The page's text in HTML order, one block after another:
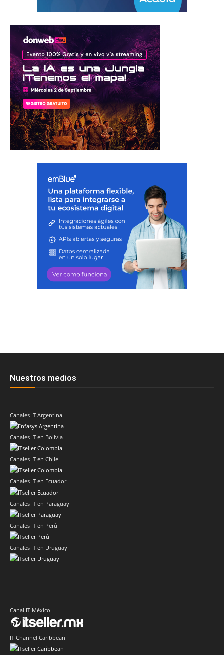
Nuestros medios
Canales IT Argentina
Canales IT en Bolivia
Canales IT en Chile
Canales IT en Ecuador
Canales IT en Paraguay
Canales IT en Perú
Canales IT en Uruguay
Canal IT México
IT Channel Caribbean